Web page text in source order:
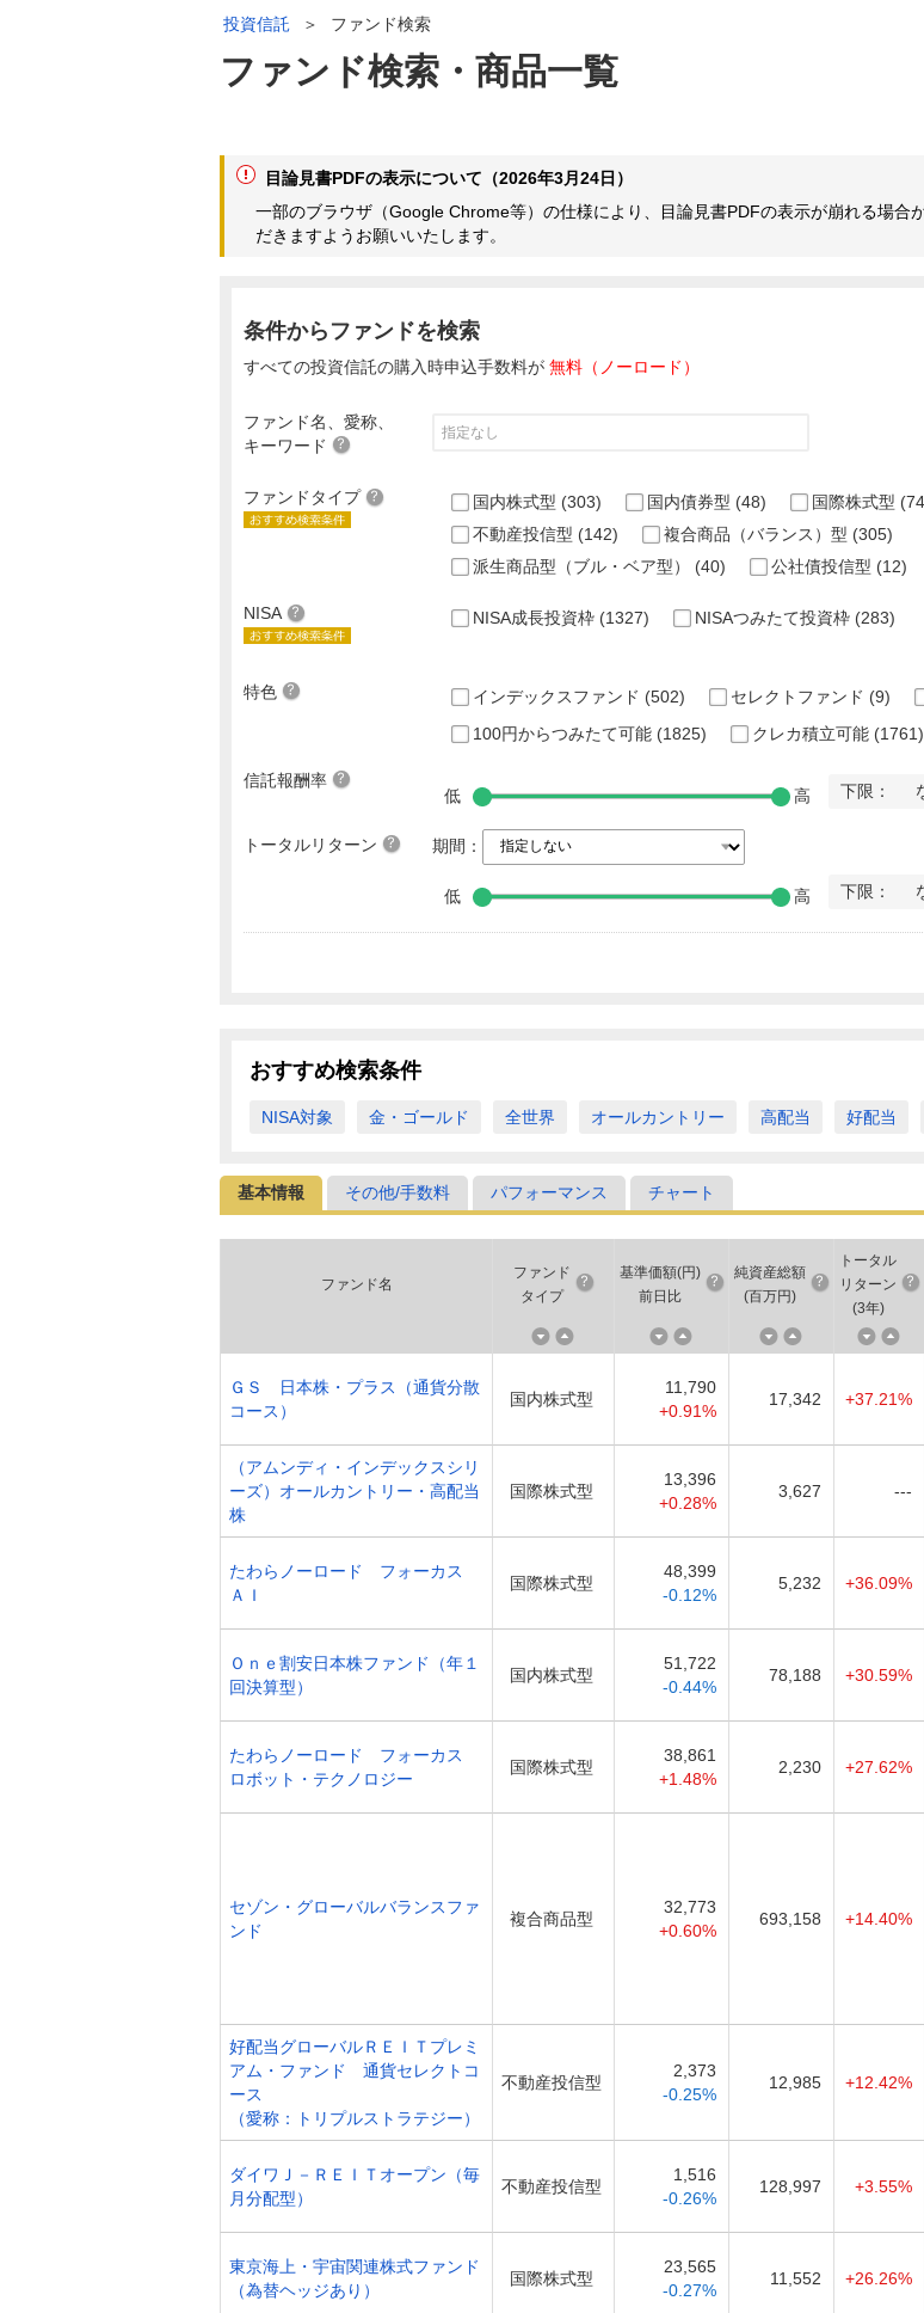
投資信託 ＞ ファンド検索
ファンド検索・商品一覧
目論見書PDFの表示について（2026年3月24日）
一部のブラウザ（Google Chrome等）の仕様により、目論見書PDFの表示が崩れる場合
だきますようお願いいたします。
条件からファンドを検索
すべての投資信託の購入時申込手数料が 無料（ノーロード）
ファンド名、愛称、
キーワード
ファンドタイプ 国内株式型 (303) 国内債券型 (48) 国際株式型
不動産投信型 (142) 複合商品（バランス）型 (305)
派生商品型（ブル・ベア型）
(40) 公社債投信型 (12)
NISA NISA成長投資枠 (1327) NISAつみたて投資枠 (283)
特色 インデックスファンド (502) セレクトファンド (9)
100円からつみたて可能 (1825) クレカ積立可能 (1761)
信託報酬率
低
高 下限：
トータルリターン 期間：
低 高 下限：
おすすめ検索条件
NISA対象 金・ゴールド 全世界 オールカントリー 高配当 好配当
基本情報 その他/手数料 パフォーマンス チャート
ファンド名
ファンド
タイプ
基準価額(円)
前日比
純資産総額
(百万円)
トータル
リターン
(3年)
ＧＳ 日本株・プラス（通貨分散
コース）
国内株式型
11,790
+0.91%
17,342 +37.21%
（アムンディ・インデックスシリ
ーズ）オールカントリー・高配当
株
国際株式型
13,396
+0.28%
3,627 ---
たわらノーロード フォーカス
ＡＩ
国際株式型
48,399
-0.12%
5,232 +36.09%
Ｏｎｅ割安日本株ファンド（年１
回決算型）
国内株式型
51,722
-0.44%
78,188 +30.59%
たわらノーロード フォーカス
ロボット・テクノロジー
国際株式型
38,861
+1.48%
2,230 +27.62%
セゾン・グローバルバランスファ
ンド
複合商品型
32,773
+0.60%
693,158 +14.40%
好配当グローバルＲＥＩＴプレミ
アム・ファンド 通貨セレクトコ
ース
（愛称：トリプルストラテジー）
不動産投信型
2,373
-0.25%
12,985 +12.42%
ダイワＪ－ＲＥＩＴオープン（毎
月分配型）
不動産投信型
1,516
-0.26%
128,997 +3.55%
東京海上・宇宙関連株式ファンド
（為替ヘッジあり）
国際株式型
23,565
-0.27%
11,552 +26.26%